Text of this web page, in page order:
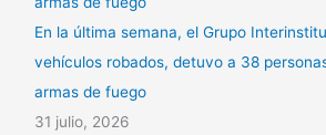
En la última semana, el Grupo
vehículos robados, detuvo a 38
armas de fuego
31 julio, 2026